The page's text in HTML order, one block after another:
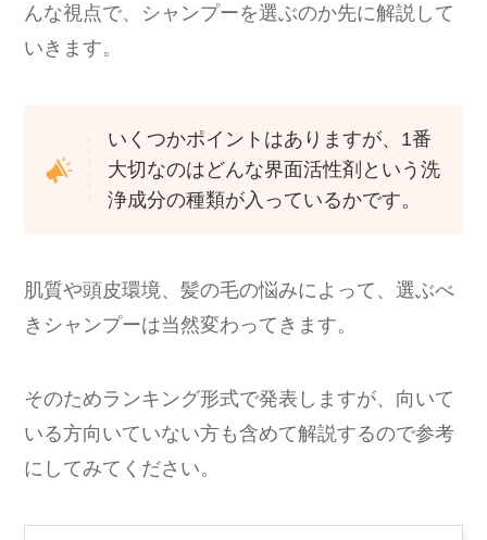
んな視点で、シャンプーを選ぶのか先に解説して
いきます。
いくつかポイントはありますが、1番
大切なのはどんな界面活性剤という洗
浄成分の種類が入っているかです。
肌質や頭皮環境、髪の毛の悩みによって、選ぶべ
きシャンプーは当然変わってきます。
そのためランキング形式で発表しますが、向いて
いる方向いていない方も含めて解説するので参考
にしてみてください。